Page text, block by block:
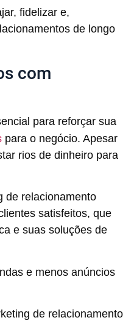
fidelizar e,
de longo
com
para reforçar sua
para o negócio. Apesar
rios de dinheiro para
de relacionamento
satisfeitos, que
e suas soluções de
e menos anúncios
de relacionamento